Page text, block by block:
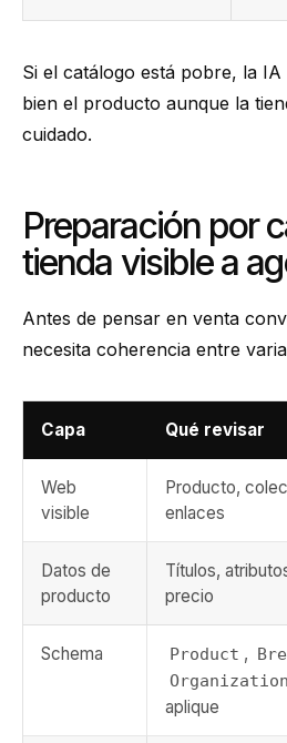
Si el catálogo está pobre, la
bien el producto aunque la
cuidado.
Preparación por
tienda visible a
Antes de pensar en venta
necesita coherencia entre
Capa Qué revisar
Web
visible
Producto,
enlaces
Datos de
producto
Títulos,
precio
Schema Product ,
Organization
aplique